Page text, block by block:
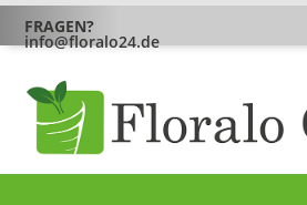
FRAGEN?
info@floralo24.de